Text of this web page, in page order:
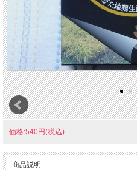
価格:540円(税込)
商品説明